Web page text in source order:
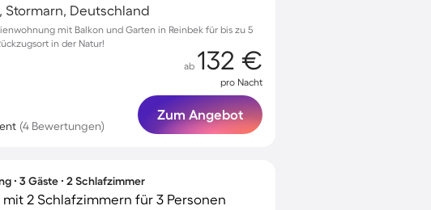
Stormarn, Deutschland
mit Balkon und Garten in Reinbek für bis zu 5
in der Natur!
(4 Bewertungen)
ab 132 €
pro Nacht
Zum Angebot
∙ 3 Gäste ∙ 2 Schlafzimmer
2 Schlafzimmern für 3 Personen